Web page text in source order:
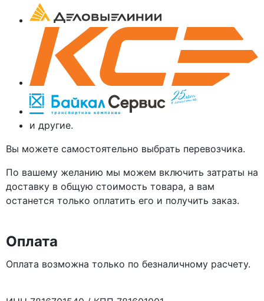
и другие.
Вы можете самостоятельно выбрать перевозчика.
По вашему желанию мы можем включить затраты на
доставку в общую стоимость товара, а вам
останется только оплатить его и получить заказ.
Оплата
Оплата возможна только по безналичному расчету.